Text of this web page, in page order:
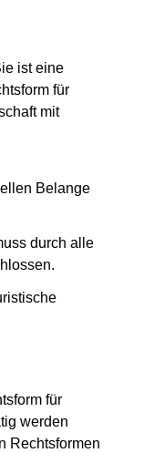
ist eine
für
mit
Belange
durch alle
für
werden
Rechtsformen